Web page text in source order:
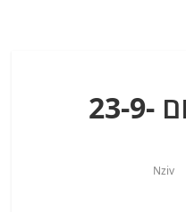
מבזקי חדשות ליום 23-9-
Nziv